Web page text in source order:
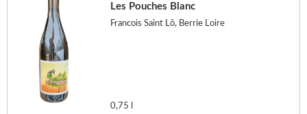
Les Pouches Blanc
Francois Saint Lô, Berrie Loire
0,75 l